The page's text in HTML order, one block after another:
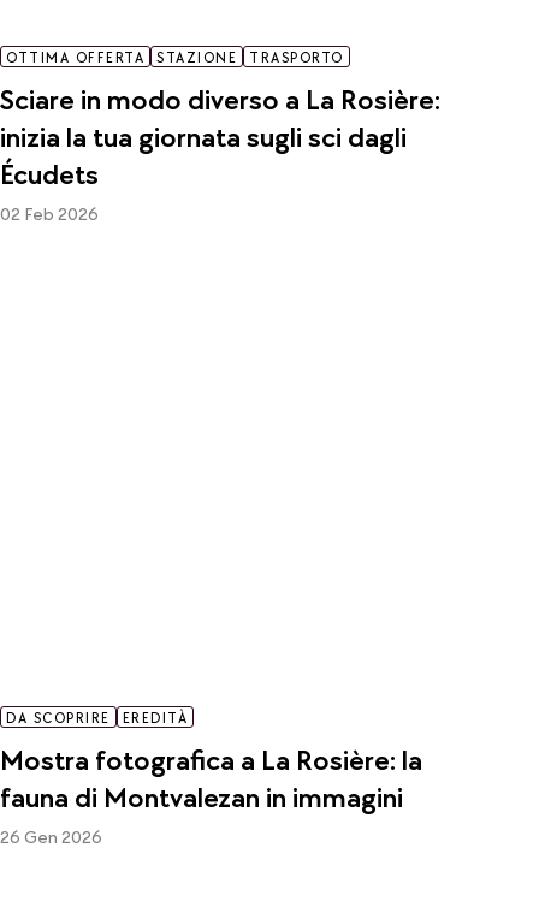
OTTIMA OFFERTA STAZIONE TRASPORTO
Sciare in modo diverso a La Rosière:
inizia la tua giornata sugli sci dagli
Écudets
02 Feb 2026
DA SCOPRIRE EREDITÀ
Mostra fotografica a La Rosière: la
fauna di Montvalezan in immagini
26 Gen 2026